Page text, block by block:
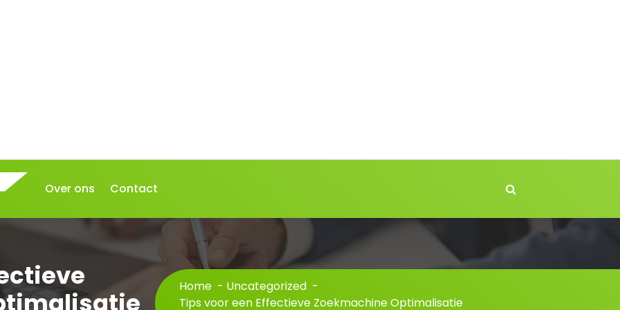
Over ons Contact
Home - Uncategorized -
Tips voor een Effectieve Zoekmachine Optimalisatie